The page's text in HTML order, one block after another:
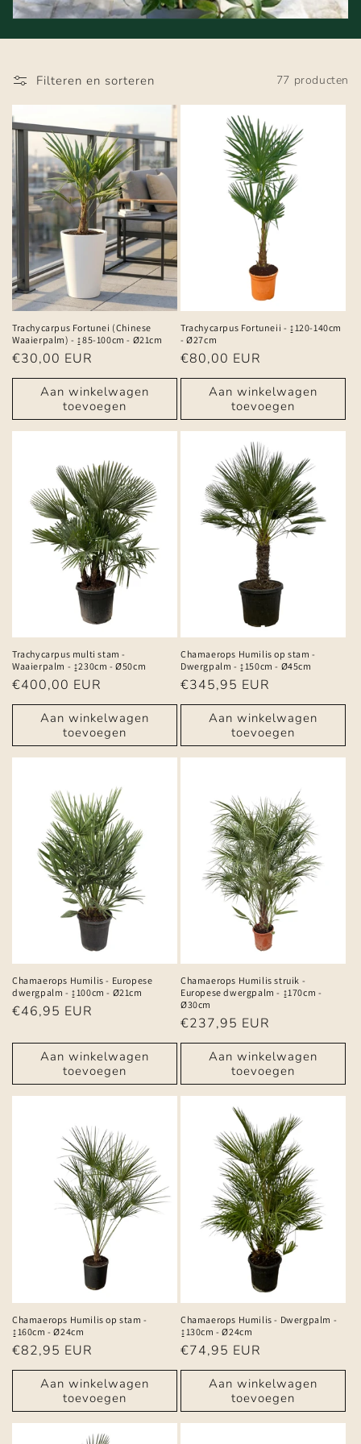
i
:
Filteren en sorteren 77 producten
Trachycarpus Fortunei (Chinese
Waaierpalm) - ↨85-100cm - Ø21cm
Normale
prijs
€30,00 EUR
Aan winkelwagen
toevoegen
Trachycarpus Fortuneii - ↨120-140cm
- Ø27cm
Normale
prijs
€80,00 EUR
Aan winkelwagen
toevoegen
Trachycarpus multi stam -
Waaierpalm - ↨230cm - Ø50cm
Normale
prijs
€400,00 EUR
Aan winkelwagen
toevoegen
Chamaerops Humilis op stam -
Dwergpalm - ↨150cm - Ø45cm
Normale
prijs
€345,95 EUR
Aan winkelwagen
toevoegen
Chamaerops Humilis - Europese
dwergpalm - ↨100cm - Ø21cm
Normale
€46,95 EUR
Aan winkelwagen
toevoegen
Chamaerops Humilis struik -
Europese dwergpalm - ↨170cm -
Ø30cm
Normale
prijs
€237,95 EUR
Aan winkelwagen
toevoegen
Chamaerops Humilis op stam -
↨160cm - Ø24cm
Normale
prijs
€82,95 EUR
Aan winkelwagen
toevoegen
Chamaerops Humilis - Dwergpalm -
↨130cm - Ø24cm
Normale
prijs
€74,95 EUR
Aan winkelwagen
toevoegen